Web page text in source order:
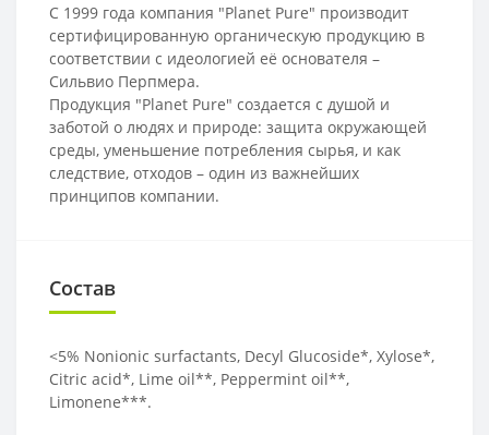
С 1999 года компания "Planet Pure" производит
сертифицированную органическую продукцию в
соответствии с идеологией её основателя –
Сильвио Перпмера.
Продукция "Planet Pure" создается с душой и
заботой о людях и природе: защита окружающей
среды, уменьшение потребления сырья, и как
следствие, отходов – один из важнейших
принципов компании.
Состав
<5% Nonionic surfactants, Decyl Glucoside*, Xylose*,
Citric acid*, Lime oil**, Peppermint oil**,
Limonene***.